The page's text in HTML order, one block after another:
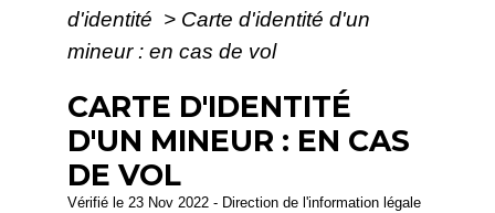
d'identité > Carte d'identité d'un
mineur : en cas de vol
CARTE D'IDENTITÉ
D'UN MINEUR : EN CAS
DE VOL
Vérifié le 23 Nov 2022 - Direction de l'information légale